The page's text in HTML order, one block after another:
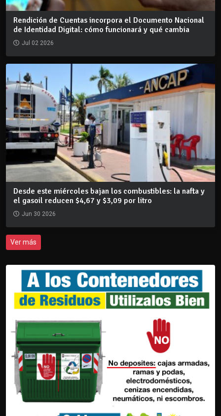
Rendición de Cuentas incorpora el Documento Nacional
de Identidad Digital: cómo funcionará y qué cambia
Jul 02 2026
Desde este miércoles bajan los combustibles: la nafta y
el gasoil reducen $4,67 y $3,09 por litro
Jun 30 2026
Ver más